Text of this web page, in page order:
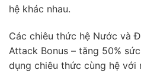
hệ khác nhau.
Các chiêu thức hệ Nước và
Attack Bonus – tăng 50%
dụng chiêu thức cùng hệ với